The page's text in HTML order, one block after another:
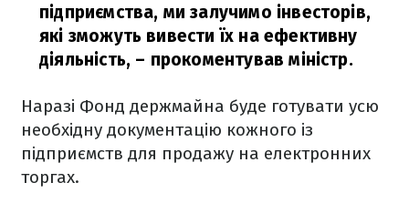
підприємства, ми залучимо інвесторів,
які зможуть вивести їх на ефективну
діяльність, – прокоментував міністр.
Наразі Фонд держмайна буде готувати усю
необхідну документацію кожного із
підприємств для продажу на електронних
торгах.